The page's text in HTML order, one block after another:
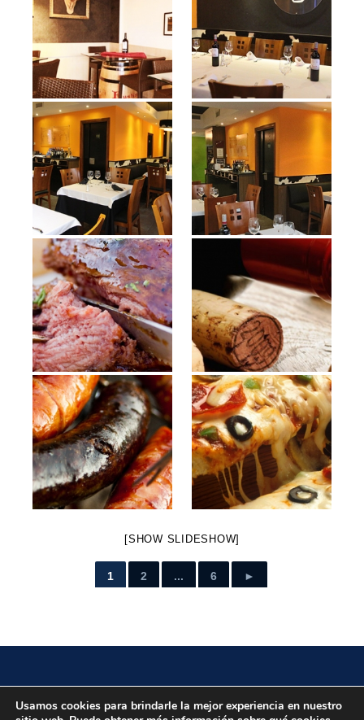
[SHOW SLIDESHOW]
1 2 ... 6 ►
Localidad
Usamos cookies para brindarle la mejor experiencia en nuestro